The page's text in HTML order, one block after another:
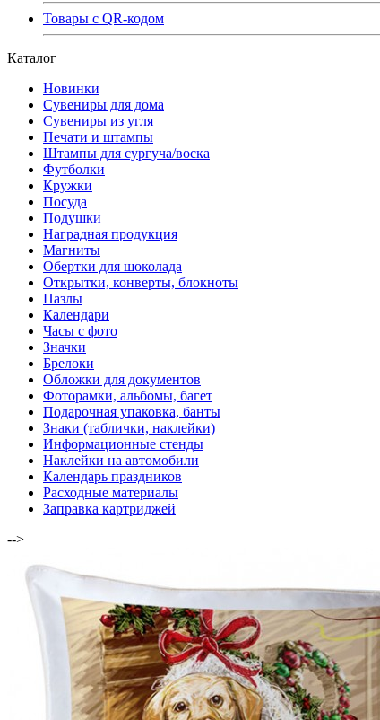
Товары с QR-кодом
Каталог
Новинки
Сувениры для дома
Сувениры из угля
Печати и штампы
Штампы для сургуча/воска
Футболки
Кружки
Посуда
Подушки
Наградная продукция
Магниты
Обертки для шоколада
Открытки, конверты, блокноты
Пазлы
Календари
Часы с фото
Значки
Брелоки
Обложки для документов
Фоторамки, альбомы, багет
Подарочная упаковка, банты
Знаки (таблички, наклейки)
Информационные стенды
Наклейки на автомобили
Календарь праздников
Расходные материалы
Заправка картриджей
-->